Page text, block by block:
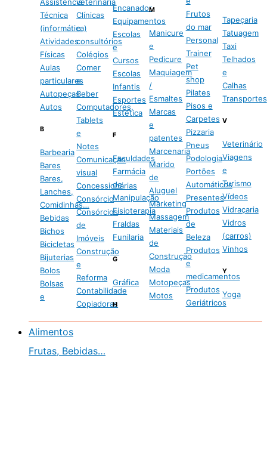
Técnica
(informática)
Atividades
Físicas
Aulas
particulares
Autopeças
Autos
B
Barbearia
Bares
Bares,
Lanches,
Comidinhas…
Bebidas
Bichos
Bicicletas
Bijuterias
Bolos
Bolsas
e
Clínicas
e
consultórios
Colégios
Comer
e
Beber
Computadores,
Tablets
e
Notes
Comunicação
visual
Concessionárias
Consórcio
Consórcios
de
Imóveis
Construção
e
Reforma
Contabilidade
Copiadoras
Encanador
Equipamentos
Escolas
e
Cursos
Escolas
Infantis
Esportes
Estética
F
Faculdades
Farmácia
de
Manipulação
Fisioterapia
Fraldas
Funilaria
G
Gráfica
H
M
Manicure
e
Pedicure
Maquiagem
/
Esmaltes
Marcas
e
patentes
Marcenaria
Marido
de
Aluguel
Marketing
Massagem
Materiais
de
Construção
Moda
Motopeças
Motos
Frutos
do mar
Personal
Trainer
Pet
shop
Pilates
Pisos e
Carpetes
Pizzaria
Pneus
Podologia
Portões
Automáticos
Presentes
Produtos
de
Beleza
Produtos
e
medicamentos
Produtos
Geriátricos
Tapeçaria
Tatuagem
Taxi
Telhados
e
Calhas
Transportes
V
Veterinário
Viagens
e
Turismo
Vídeos
Vidraçaria
Vidros
(carros)
Vinhos
Y
Yoga
Alimentos
Frutas, Bebidas…